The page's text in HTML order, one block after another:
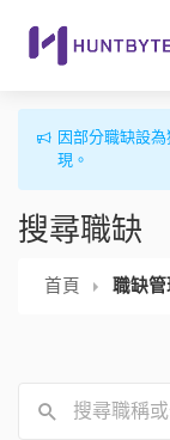
因部分職缺設
現。
搜尋職缺
首頁 職缺